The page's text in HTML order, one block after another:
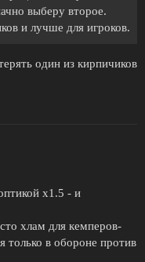
выберу второе.
и лучше для игроков.
один из кирпичиков
х1.5 - и
хлам для кемперов-
только в обороне против